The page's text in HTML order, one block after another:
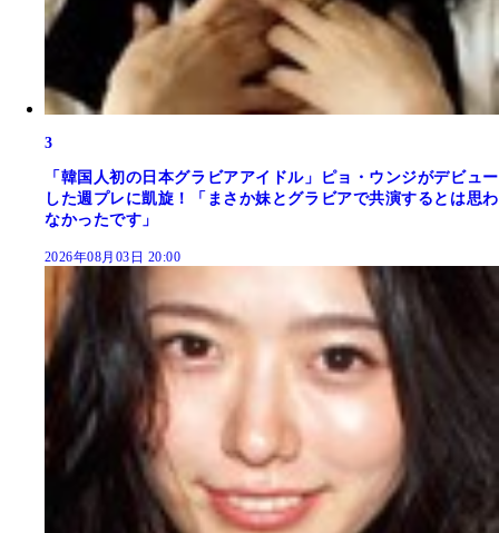
3
「韓国人初の日本グラビアアイドル」ピョ・ウンジがデビュー
した週プレに凱旋！「まさか妹とグラビアで共演するとは思わ
なかったです」
2026年08月03日 20:00